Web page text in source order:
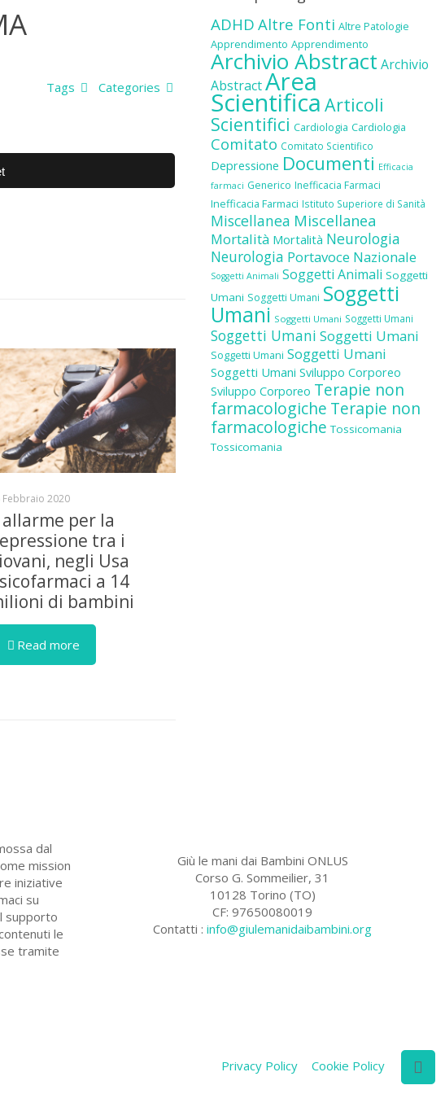
Categories
Tags
Febbraio 2020
allarme per la
tra i
negli Usa
a 14
di bambini
Read more
ADHD Altre Fonti Altre Patologie
Apprendimento Apprendimento
Archivio Abstract Archivio
AbstractArea
Scientifica Articoli
Scientifici Cardiologia Cardiologia
Comitato Comitato Scientifico
Depressione Documenti Efficacia
farmaci Generico Inefficacia Farmaci
Inefficacia Farmaci Istituto Superiore di Sanità
Miscellanea Miscellanea
Mortalità Mortalità Neurologia
Neurologia Portavoce Nazionale
Soggetti Animali Soggetti Animali Soggetti
Umani Soggetti Umani Soggetti
Umani Soggetti Umani Soggetti Umani
Soggetti Umani Soggetti Umani
Soggetti Umani Soggetti Umani
Soggetti Umani Sviluppo Corporeo
Sviluppo Corporeo Terapie non
farmacologiche Terapie non
farmacologiche Tossicomania
Tossicomania
dal
mission
iniziative
su
supporto
le
tramite
Giù le mani dai Bambini ONLUS
Corso G. Sommeilier, 31
10128 Torino (TO)
CF: 97650080019
Contatti :info@giulemanidaibambini.org
Privacy Policy Cookie Policy